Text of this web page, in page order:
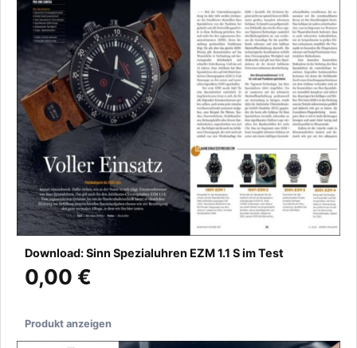
Download: Sinn Spezialuhren EZM 1.1 S im Test
0,00 €
Produkt anzeigen